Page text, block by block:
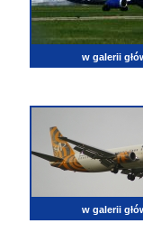
w galerii
w galerii